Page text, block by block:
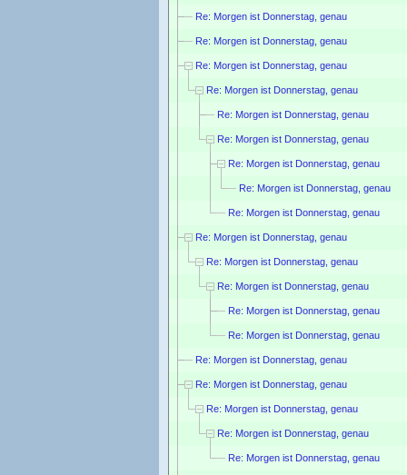
Re: Morgen ist Donnerstag, genau
Re: Morgen ist Donnerstag, genau
Re: Morgen ist Donnerstag, genau
Re: Morgen ist Donnerstag, genau
Re: Morgen ist Donnerstag, genau
Re: Morgen ist Donnerstag, genau
Re: Morgen ist Donnerstag, genau
Re: Morgen ist Donnerstag, genau
Re: Morgen ist Donnerstag, genau
Re: Morgen ist Donnerstag, genau
Re: Morgen ist Donnerstag, genau
Re: Morgen ist Donnerstag, genau
Re: Morgen ist Donnerstag, genau
Re: Morgen ist Donnerstag, genau
Re: Morgen ist Donnerstag, genau
Re: Morgen ist Donnerstag, genau
Re: Morgen ist Donnerstag, genau
Re: Morgen ist Donnerstag, genau
Re: Morgen ist Donnerstag, genau